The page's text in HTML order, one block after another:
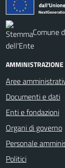
Comune
AMMINISTRAZIONE
Aree
Documenti e dati
Enti e fondazioni
Organi di governo
Personale
Politici